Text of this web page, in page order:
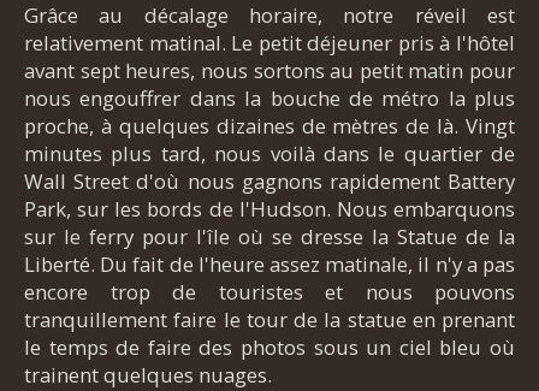
Grâce au décalage horaire, notre réveil est
relativement matinal. Le petit déjeuner pris à l'hôtel
avant sept heures, nous sortons au petit matin pour
nous engouffrer dans la bouche de métro la plus
proche, à quelques dizaines de mètres de là. Vingt
minutes plus tard, nous voilà dans le quartier de
Wall Street d'où nous gagnons rapidement Battery
Park, sur les bords de l'Hudson. Nous embarquons
sur le ferry pour l'île où se dresse la Statue de la
Liberté. Du fait de l'heure assez matinale, il n'y a pas
encore trop de touristes et nous pouvons
tranquillement faire le tour de la statue en prenant
le temps de faire des photos sous un ciel bleu où
trainent quelques nuages.